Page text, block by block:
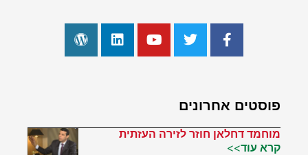
פוסטים אחרונים
מוחמד דחלאן חוזר לזירה העזתית
קרא עוד>>